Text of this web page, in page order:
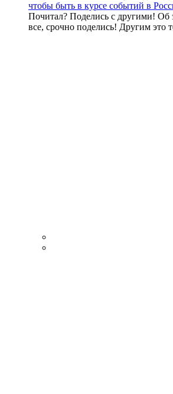
чтобы быть в курсе событий в
Почитал? Поделись с другими! Об
все, срочно поделись! Другим это